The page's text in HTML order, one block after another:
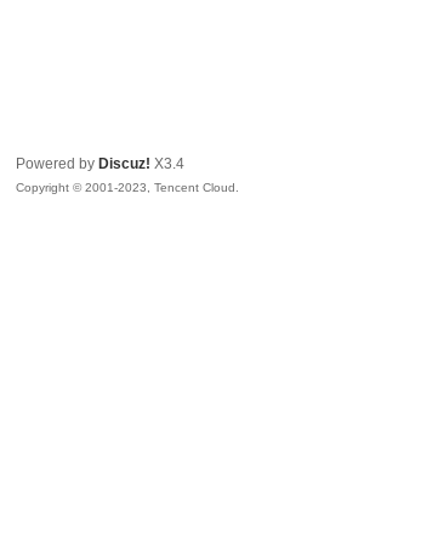
Powered by Discuz! X3.4
Copyright © 2001-2023, Tencent Cloud.